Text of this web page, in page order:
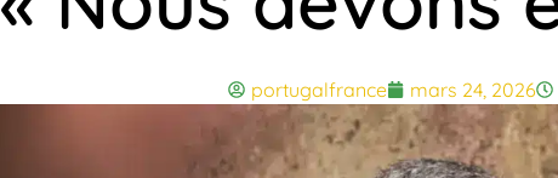
portugalfrance mars 24, 2026